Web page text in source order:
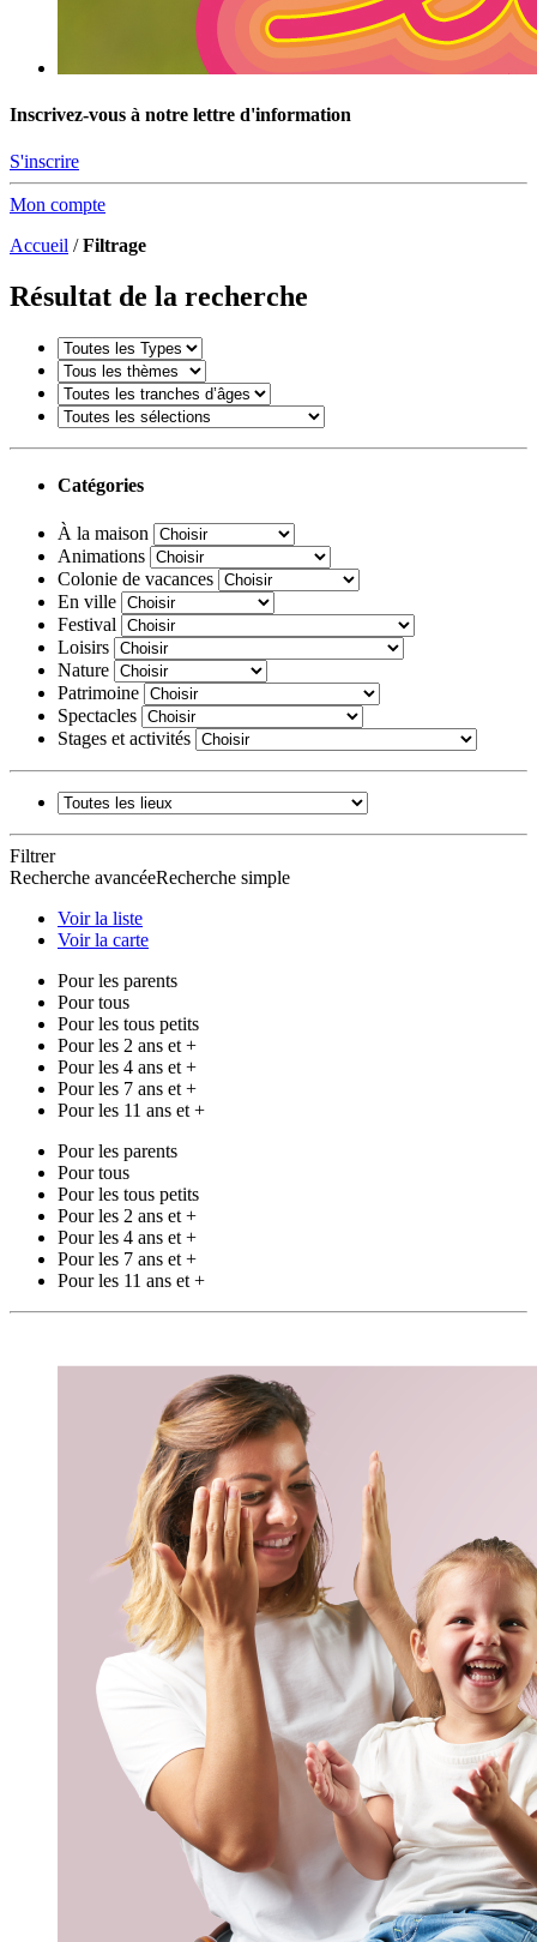
Inscrivez-vous à notre lettre d'information
S'inscrire
Mon compte
Accueil /Filtrage
Résultat de la recherche
Catégories
À la maison
Animations
Colonie de vacances
En ville
Festival
Loisirs
Nature
Patrimoine
Spectacles
Stages et activités
Filtrer
Recherche avancéeRecherche simple
Voir la liste
Voir la carte
Pour les parents
Pour tous
Pour les tous petits
Pour les 2 ans et +
Pour les 4 ans et +
Pour les 7 ans et +
Pour les 11 ans et +
Pour les parents
Pour tous
Pour les tous petits
Pour les 2 ans et +
Pour les 4 ans et +
Pour les 7 ans et +
Pour les 11 ans et +